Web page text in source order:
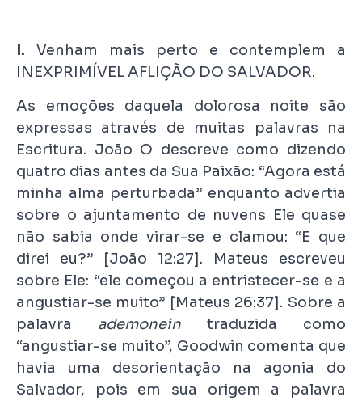
I. Venham mais perto e contemplem a
INEXPRIMÍVEL AFLIÇÃO DO SALVADOR.
As emoções daquela dolorosa noite são
expressas através de muitas palavras na
Escritura. João O descreve como dizendo
quatro dias antes da Sua Paixão: “Agora está
minha alma perturbada” enquanto advertia
sobre o ajuntamento de nuvens Ele quase
não sabia onde virar-se e clamou: “E que
direi eu?” [João 12:27]. Mateus escreveu
sobre Ele: “ele começou a entristecer-se e a
angustiar-se muito” [Mateus 26:37]. Sobre a
palavra ademonein traduzida como
“angustiar-se muito”, Goodwin comenta que
havia uma desorientação na agonia do
Salvador, pois em sua origem a palavra